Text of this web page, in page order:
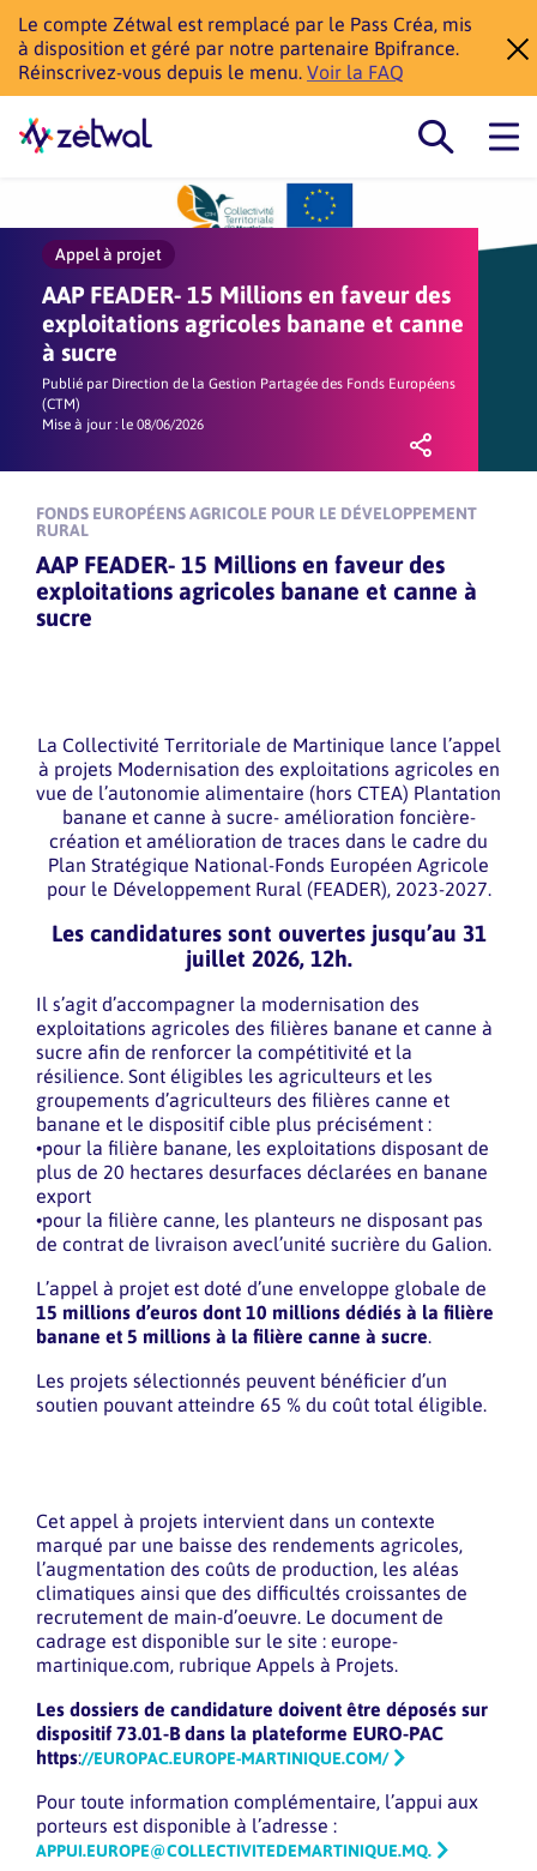
Le compte Zétwal est remplacé par le Pass Créa, mis
à disposition et géré par notre partenaire Bpifrance.
Réinscrivez-vous depuis le menu.Voir la FAQ
Appel à projet
AAP FEADER- 15 Millions en faveur des
exploitations agricoles banane et canne
à sucre
Publié par Direction de la Gestion Partagée des Fonds Européens
(CTM)
Mise à jour : le 08/06/2026
PARTAGER
FONDS EUROPÉENS AGRICOLE POUR LE DÉVELOPPEMENT
RURAL
AAP FEADER- 15 Millions en faveur des
exploitations agricoles banane et canne à
sucre
La Collectivité Territoriale de Martinique lance l’appel
à projets Modernisation des exploitations agricoles en
vue de l’autonomie alimentaire (hors CTEA) Plantation
banane et canne à sucre- amélioration foncière-
création et amélioration de traces dans le cadre du
Plan Stratégique National-Fonds Européen Agricole
pour le Développement Rural (FEADER), 2023-2027.
Les candidatures sont ouvertes jusqu’au 31
juillet 2026, 12h.
Il s’agit d’accompagner la modernisation des
exploitations agricoles des filières banane et canne à
sucre afin de renforcer la compétitivité et la
résilience. Sont éligibles les agriculteurs et les
groupements d’agriculteurs des filières canne et
banane et le dispositif cible plus précisément :
•pour la filière banane, les exploitations disposant de
plus de 20 hectares desurfaces déclarées en banane
export
•pour la filière canne, les planteurs ne disposant pas
de contrat de livraison avecl’unité sucrière du Galion.
L’appel à projet est doté d’une enveloppe globale de
15 millions d’euros dont 10 millions dédiés à la filière
banane et 5 millions à la filière canne à sucre.
Les projets sélectionnés peuvent bénéficier d’un
soutien pouvant atteindre 65 % du coût total éligible.
Cet appel à projets intervient dans un contexte
marqué par une baisse des rendements agricoles,
l’augmentation des coûts de production, les aléas
climatiques ainsi que des difficultés croissantes de
recrutement de main-d’oeuvre. Le document de
cadrage est disponible sur le site : europe-
martinique.com, rubrique Appels à Projets.
Les dossiers de candidature doivent être déposés sur
dispositif 73.01-B dans la plateforme EURO-PAC
https://EUROPAC.EUROPE-MARTINIQUE.COM/
Pour toute information complémentaire, l’appui aux
porteurs est disponible à l’adresse :
APPUI.EUROPE@COLLECTIVITEDEMARTINIQUE.MQ.